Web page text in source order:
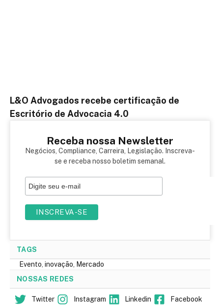
L&O Advogados recebe certificação de
Escritório de Advocacia 4.0
Receba nossa Newsletter
Negócios, Compliance, Carreira, Legislação. Inscreva-
se e receba nosso boletim semanal.
TAGS
Evento, inovação, Mercado
NOSSAS REDES
Twitter Instagram Linkedin Facebook